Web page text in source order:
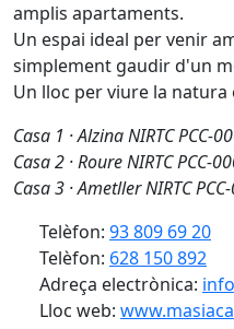
amplis apartaments.
Un espai ideal per venir
simplement gaudir d'un
Un lloc per viure la natura
Casa 1 · Alzina NIRTC PCC-
Casa 2 · Roure NIRTC PCC-
Casa 3 · Ametller NIRTC
Telèfon: 93 809 69 20
Telèfon: 628 150 892
Adreça electrònica:
Lloc web: